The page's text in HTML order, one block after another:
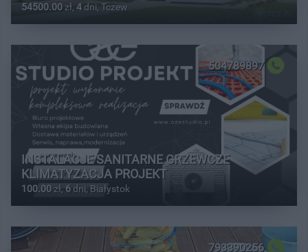
54500.00zł, 4 dni, Tczew
504789897
INSTALACJE SANITARNE GRZEWCZE
KLIMATYZACJA PROJEKT
100.00 zł, 6 dni, Białystok
793390256